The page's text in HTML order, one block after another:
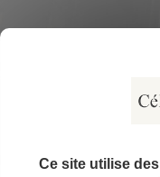
Ce site utilise
modifiée si la